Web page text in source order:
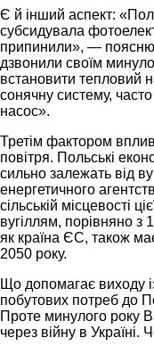
Є й інший аспект:
субсидувала
припинили», —
дзвонили своїм
встановити тепловий
сонячну систему,
насос».
Третім фактором
повітря. Польські
сильно залежать від
енергетичного
сільській місцевості
вугіллям, порівняно з
як країна ЄС, також
2050 року.
Що допомагає виходу
побутових потреб до
Проте минулого року
через війну в Україні.